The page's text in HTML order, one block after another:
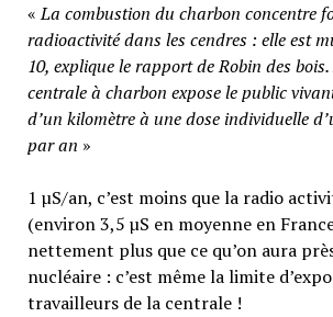
«La combustion du charbon concentre
radioactivité dans les cendres : elle est
10, explique le rapport de Robin des
centrale à charbon expose le public
d’un kilomètre à une dose individuelle
par an »
1 µS/an, c’est moins que la radio
(environ 3,5 µS en moyenne en
nettement plus que ce qu’on aura
nucléaire : c’est même la limite
travailleurs de la centrale !